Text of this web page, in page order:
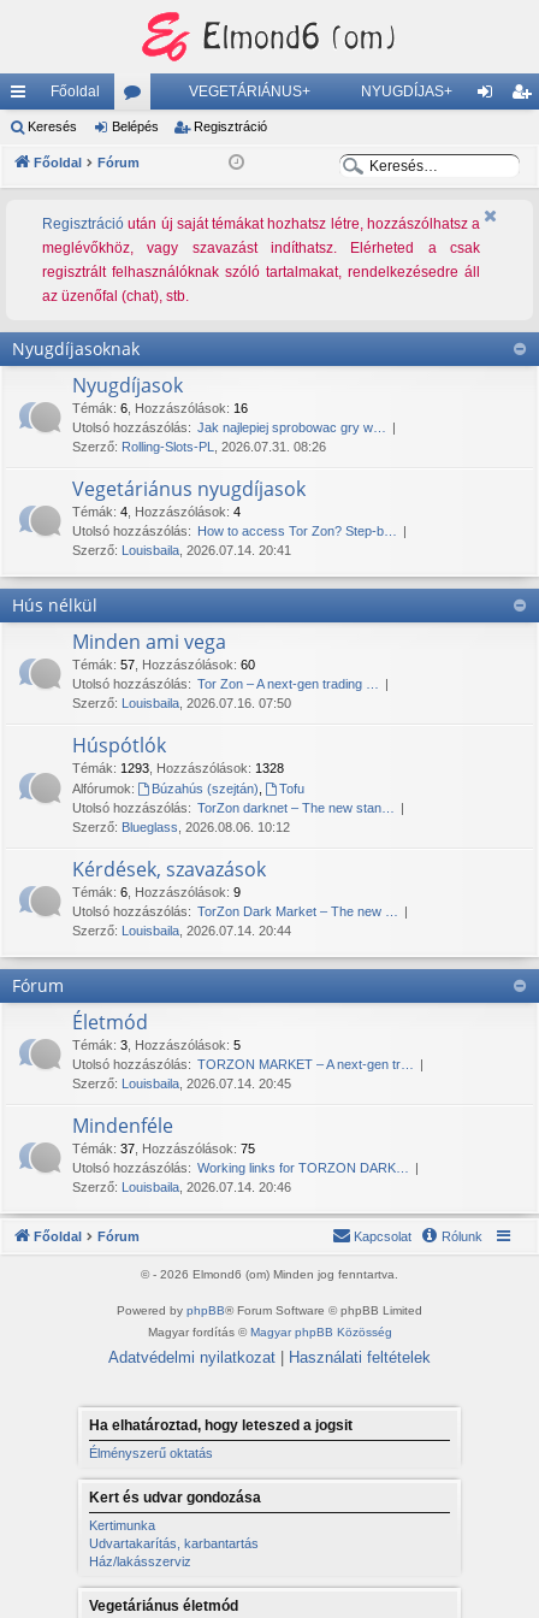
yo
rs
Főoldal
ór
u
VEGETÁRIÁNUS+ NYUGDÍJAS+
is
Keresés Belépés Regisztráció
Főoldal Fórum
e
s
e
s
Regisztráció után új saját témákat hozhatsz létre, hozzászólhatsz a
meglévőkhöz, vagy szavazást indíthatsz. Elérheted a csak
regisztrált felhasználóknak szóló tartalmakat, rendelkezésedre áll
az üzenőfal (chat), stb.
Nyugdíjasoknak
Nyugdíjasok
Témák: 6 Hozzászólások: 16
Utolsó hozzászólás: Jak najlepiej sprobowac gry w…
Szerző: Rolling-Slots-PL , 2026.07.31. 08:26
Vegetáriánus nyugdíjasok
Témák: 4 Hozzászólások: 4
Utolsó hozzászólás: How to access Tor Zon? Step-b…
Szerző: Louisbaila , 2026.07.14. 20:41
Hús nélkül
Minden ami vega
Témák: 57 Hozzászólások: 60
Utolsó hozzászólás: Tor Zon – A next-gen trading …
Szerző: Louisbaila , 2026.07.16. 07:50
Húspótlók
Témák: 1293 Hozzászólások: 1328
Alfórumok:
Búzahús (szejtán)
Tofu
Utolsó hozzászólás: TorZon darknet – The new stan…
Szerző: Blueglass , 2026.08.06. 10:12
Kérdések, szavazások
Témák: 6 Hozzászólások: 9
Utolsó hozzászólás: TorZon Dark Market – The new …
Szerző: Louisbaila , 2026.07.14. 20:44
Fórum
Életmód
Témák: 3 Hozzászólások: 5
Utolsó hozzászólás: TORZON MARKET – A next-gen tr…
Szerző: Louisbaila , 2026.07.14. 20:45
Mindenféle
Témák: 37 Hozzászólások: 75
Utolsó hozzászólás: Working links for TORZON DARK…
Szerző: Louisbaila , 2026.07.14. 20:46
Főoldal Fórum Rólunk
Kapcsolat
© - 2026 Elmond6 (om) Minden jog fenntartva.
Powered by phpBB® Forum Software © phpBB Limited
Magyar fordítás ©Magyar phpBB Közösség
Adatvédelmi nyilatkozat Használati feltételek
Ha elhatároztad, hogy leteszed a jogsit
Élményszerű oktatás
Kert és udvar gondozása
Kertimunka
Udvartakarítás, karbantartás
Ház/lakásszerviz
Vegetáriánus életmód